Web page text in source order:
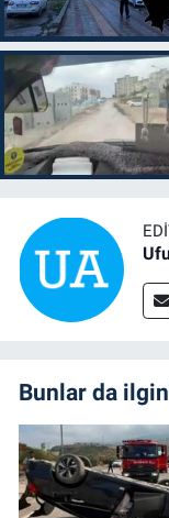
Bunlar da